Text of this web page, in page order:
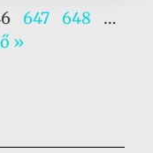
647 648
…
»